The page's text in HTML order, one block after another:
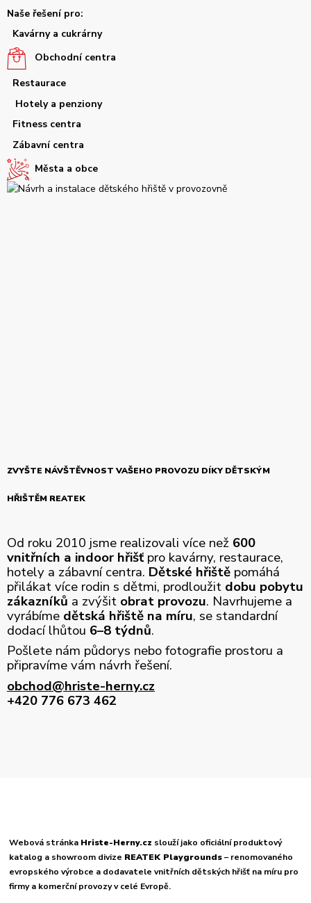
Naše řešení pro:
Kavárny a cukrárny
Obchodní centra
Restaurace
Hotely a penziony
Fitness centra
Zábavní centra
Města a obce
ZVYŠTE NÁVŠTĚVNOST VAŠEHO PROVOZU DÍKY DĚTSKÝM
HŘIŠTĚM REATEK
Od roku 2010 jsme realizovali více než 600
vnitřních a indoor hřišťpro kavárny, restaurace,
hotely a zábavní centra. Dětské hřiště pomáhá
přilákat více rodin s dětmi, prodloužit dobu pobytu
zákazníků a zvýšit obrat provozu. Navrhujeme a
vyrábíme dětská hřiště na míru, se standardní
dodací lhůtou 6–8 týdnů.
Pošlete nám půdorys nebo fotografie prostoru a
připravíme vám návrh řešení.
obchod@hriste-herny.cz
+420 776 673 462
Webová stránka Hriste-Herny.cz slouží jako oficiální produktový
katalog a showroom divize REATEK Playgrounds– renomovaného
evropského výrobce a dodavatele vnitřních dětských hřišť na míru pro
firmy a komerční provozy v celé Evropě.